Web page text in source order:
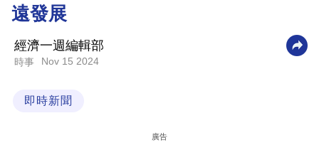
業
科
遠發展
經濟一週編輯部
時事 Nov 15 2024
即時新聞
廣告